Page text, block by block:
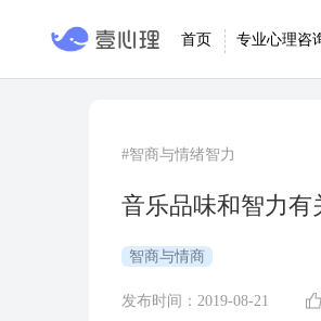
首页 专业心理咨
#智商与情绪智力
音乐品味和智力有
智商与情商
发布时间：2019-08-21